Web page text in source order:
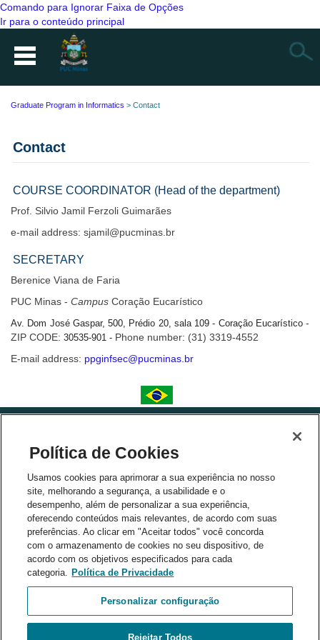
Comando para Ignorar Faixa de Opções
Ir para o conteúdo principal
Graduate Program in Informatics > Contact
Contact
COURSE COORDINATOR (Head of the department)
Prof. Silvio Jamil Ferzoli Guimarães
e-mail address: sjamil@pucminas.br
SECRETARY
Berenice Viana de Faria
PUC Minas - Campus Coração Eucarístico
Av. Dom José Gaspar, 500, Prédio 20, sala 109 - Coração Eucarístico-
ZIP CODE: 30535-901 - Phone number: (31) 3319-4552
E-mail address: ppginfsec@pucminas.br
partners
Política de Cookies
Usamos cookies para aprimorar a sua experiência no nosso
site, melhorando a segurança, a usabilidade e o
desempenho, além de personalizar a sua experiência,
oferecendo conteúdos mais relevantes, de acordo com suas
preferências. Ao clicar em "Aceitar todos" você concorda
com o armazenamento de cookies no seu dispositivo, de
acordo com os objetivos especificados para cada
categoria. Política de Privacidade
Personalizar configuração
Rejeitar Todos